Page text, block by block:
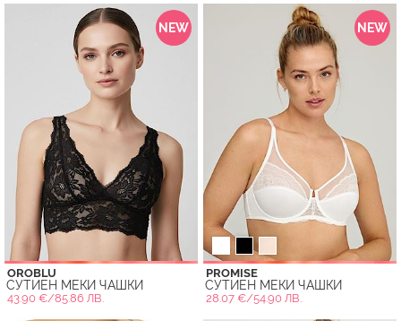
NEW
OROBLU
СУТИЕН МЕКИ ЧАШКИ
43.90 €/85.86 ЛВ.
NEW
PROMISE
СУТИЕН МЕКИ ЧАШКИ
28.07 €/54.90 ЛВ.